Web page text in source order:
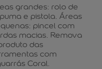
grandes: rolo de
e pistola. Áreas
pincel com
macias. Remova
das
com
Coral.